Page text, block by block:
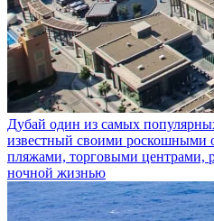
Дубай один из самых
известный своими роскошными
пляжами, торговыми центрами,
ночной жизнью